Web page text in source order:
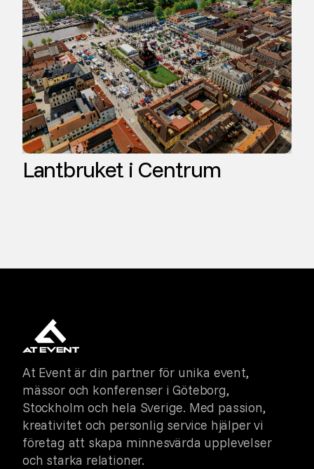
Lantbruket i Centrum
At Event är din partner för unika event,
mässor och konferenser i Göteborg,
Stockholm och hela Sverige. Med passion,
kreativitet och personlig service hjälper vi
företag att skapa minnesvärda upplevelser
och starka relationer.